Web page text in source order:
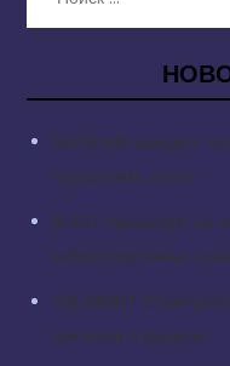
Sentinels выходят
представил анонс
BLAST переходит на
киберспортивных
VALORANT
зрителей в финале